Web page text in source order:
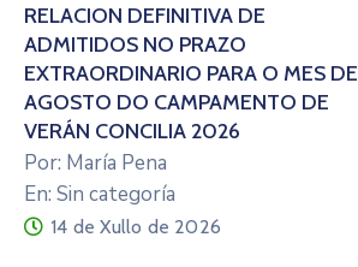
RELACIÓN DEFINITIVA DE
ADMITIDOS NO PRAZO
EXTRAORDINARIO PARA O MES DE
AGOSTO DO CAMPAMENTO DE
VERÁN CONCILIA 2026
Por: María Pena
En: Sin categoría
14 de Xullo de 2026